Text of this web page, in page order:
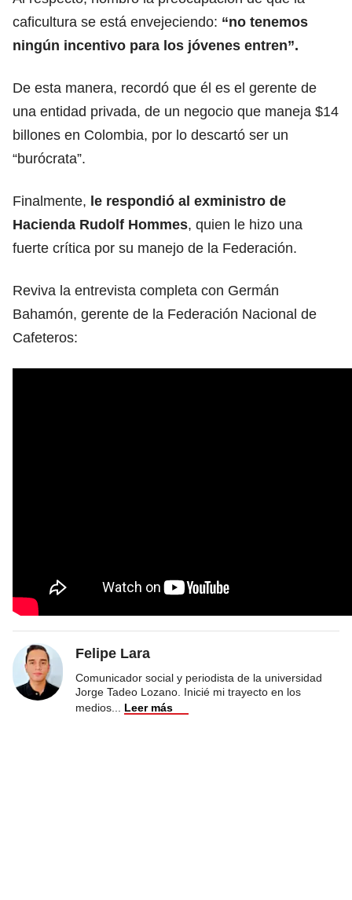
caficultura se está envejeciendo: “no tenemos
ningún incentivo para los jóvenes entren”.
De esta manera, recordó que él es el gerente de
una entidad privada, de un negocio que maneja $14
billones en Colombia, por lo descartó ser un
“burócrata”.
Finalmente, le respondió al exministro de
Hacienda Rudolf Hommes, quien le hizo una
fuerte crítica por su manejo de la Federación.
Reviva la entrevista completa con Germán
Bahamón, gerente de la Federación Nacional de
Cafeteros:
Felipe Lara
Comunicador social y periodista de la universidad
Jorge Tadeo Lozano. Inicié mi trayecto en los
medios
Leer más